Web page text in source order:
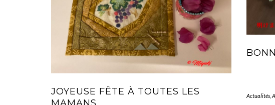
JOYEUSE FÊTE À TOUTES LES
Actualités